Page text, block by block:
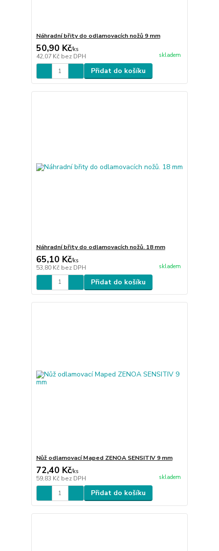
Náhradní břity do odlamovacích nožů 9 mm
50,90 Kč/ks
42,07 Kč bez DPH skladem
Přidat do košíku
Náhradní břity do odlamovacích nožů. 18 mm
65,10 Kč/ks
53,80 Kč bez DPH skladem
Přidat do košíku
Nůž odlamovací Maped ZENOA SENSITIV 9 mm
72,40 Kč/ks
59,83 Kč bez DPH skladem
Přidat do košíku